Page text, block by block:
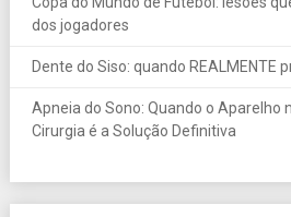
dos jogadores
Dente do Siso: quando REALMENTE
Apneia do Sono: Quando o Aparelho
Cirurgia é a Solução Definitiva